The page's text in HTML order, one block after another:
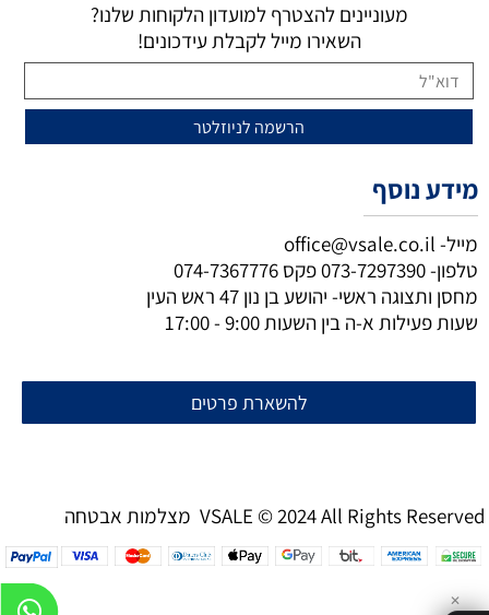
מעוניינים להצטרף למועדון הלקוחות שלנו?
השאירו מייל לקבלת עידכונים!
מידע נוסף
מייל- office@vsale.co.il
טלפון-073-7297390פקס 074-7367776
מחסן ותצוגה ראשי- יהושע בן נון 47 ראש העין
שעות פעילות א-ה בין השעות 9:00 - 17:00
להשארת פרטים
מצלמות אבטחה VSALE © 2024 All Rights Reserved
✕